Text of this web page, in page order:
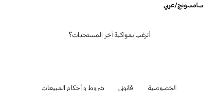
سامسونج/عربي
الخصوصية قانوني شروط و أحكام المبيعات
أترغب بمواكبة آخر المستجدات؟